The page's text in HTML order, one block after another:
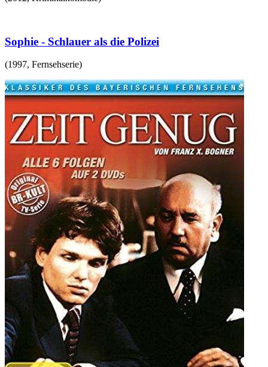
Sophie - Schlauer als die Polizei
(1997, Fernsehserie)